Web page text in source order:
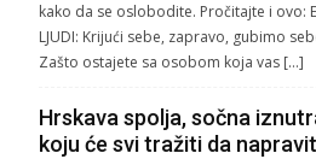
kako da se oslobodite. Pročitajte i ovo:
LJUDI: Krijući sebe, zapravo, gubimo
Zašto ostajete sa osobom koja vas […]
Hrskava spolja, sočna
koju će svi tražiti da